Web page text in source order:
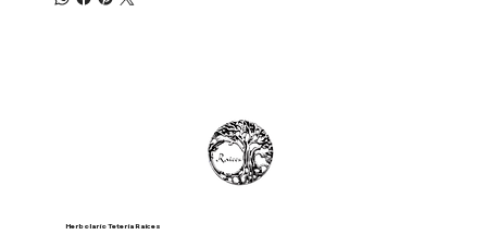
Herbolario Tetería Raíces